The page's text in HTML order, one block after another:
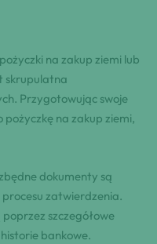
na zakup ziemi lub
skrupulatna
Przygotowując swoje
na zakup ziemi,
dokumenty są
zatwierdzenia.
szczegółowe
bankowe.